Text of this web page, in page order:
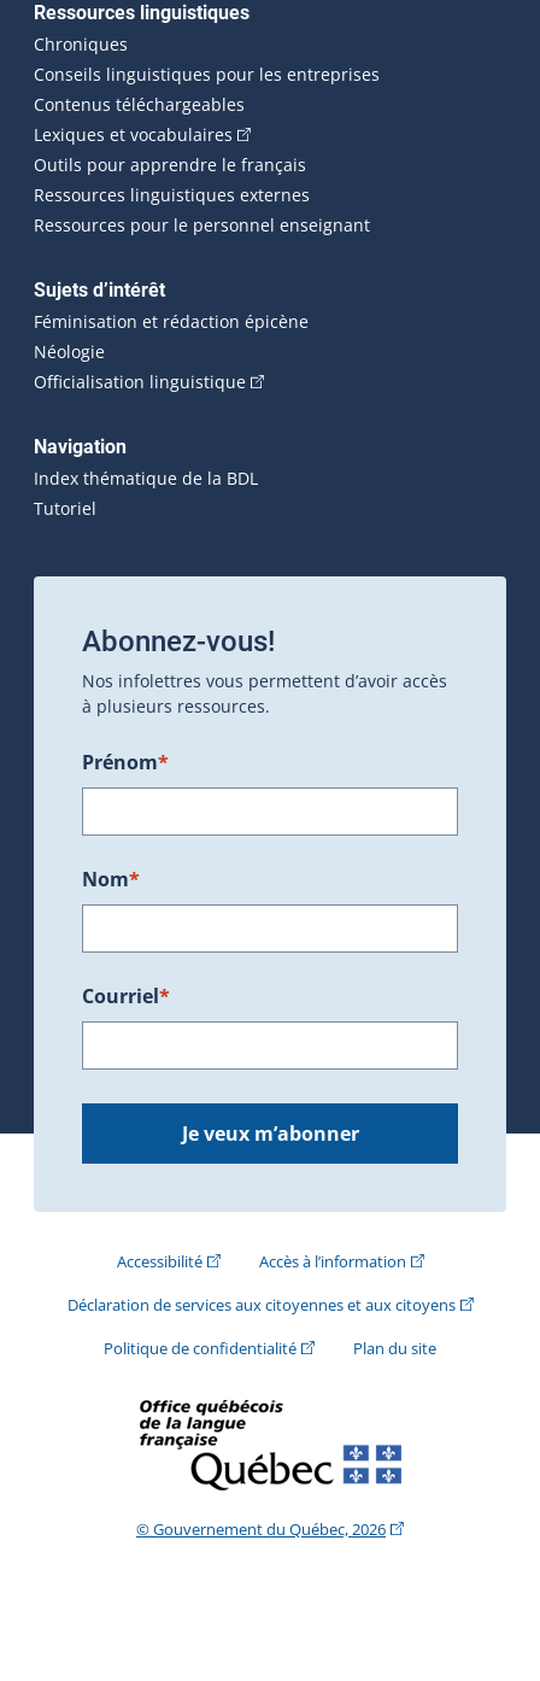
Ressources linguistiques
Chroniques
Conseils linguistiques pour les entreprises
Contenus téléchargeables
Lexiques et vocabulaires (Cet hyperlien externe s'ouvrira
Outils pour apprendre le français
Ressources linguistiques externes
Ressources pour le personnel enseignant
Sujets d’intérêt
Féminisation et rédaction épicène
Néologie
Officialisation linguistique(Cet hyperlien externe s'ouvrira
Navigation
Index thématique de la BDL
Tutoriel
Abonnez-vous!
Nos infolettres vous permettent d’avoir accès
à plusieurs ressources.
Prénom*
Nom*
Courriel*
Je veux m’abonner
Accessibilité(Cet hyperlien externe s'ouvrira dans une
Accès à l’information(Cet hyperlien
Déclaration de services aux citoyennes et aux citoyens(Cet
Politique de confidentialité(Cet hyperlien externe s'ouvrira
Plan du site
© Gouvernement du Québec, 2026(Cet hyperlien